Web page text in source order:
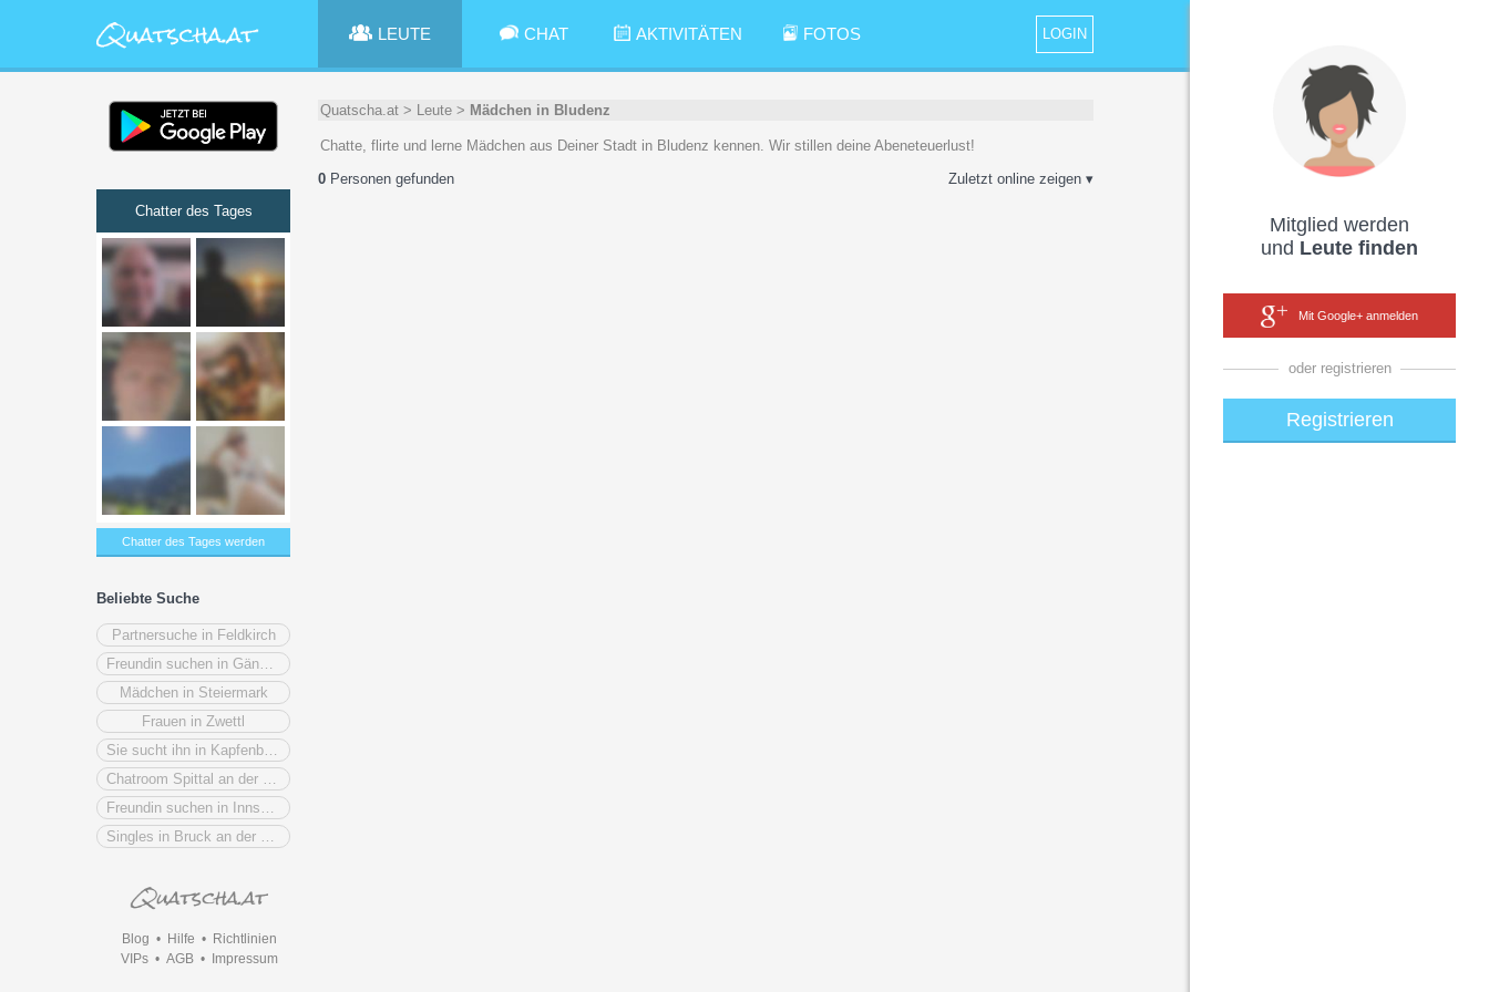
Mitglied werden
und Leute finden
Mit Google+ anmelden
oder registrieren
Registrieren
LOGIN
LEUTE CHAT AKTIVITÄTEN FOTOS
Chatter des Tages
Chatter des Tages werden
Beliebte Suche
Partnersuche in Feldkirch
Mädchen in Steiermark
Frauen in Zwettl
Blog • Hilfe • Richtlinien
VIPs• AGB• Impressum
Quatscha.at > Leute > Mädchen in Bludenz
Chatte, flirte und lerne Mädchen aus Deiner Stadt in Bludenz kennen. Wir stillen deine Abeneteuerlust!
Zuletzt online zeigen ▾
0 Personen gefunden